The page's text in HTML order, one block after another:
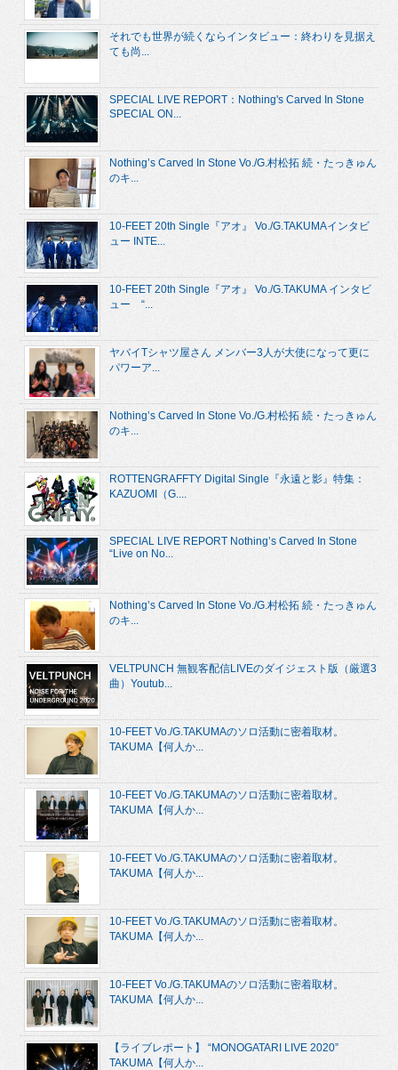
それでも世界が続くならインタビュー：終わりを見据え
ても尚...
SPECIAL LIVE REPORT：Nothing's Carved In Stone
SPECIAL ON...
Nothing’s Carved In Stone Vo./G.村松拓 続・たっきゅん
のキ...
10-FEET 20th Single『アオ』 Vo./G.TAKUMAインタビ
ュー INTE...
10-FEET 20th Single『アオ』 Vo./G.TAKUMA インタビ
ュー “...
ヤバイTシャツ屋さん メンバー3人が大使になって更に
パワーア...
Nothing’s Carved In Stone Vo./G.村松拓 続・たっきゅん
のキ...
ROTTENGRAFFTY Digital Single『永遠と影』特集：
KAZUOMI（G....
SPECIAL LIVE REPORT Nothing’s Carved In Stone
“Live on No...
Nothing’s Carved In Stone Vo./G.村松拓 続・たっきゅん
のキ...
VELTPUNCH 無観客配信LIVEのダイジェスト版（厳選3
曲）Youtub...
10-FEET Vo./G.TAKUMAのソロ活動に密着取材。
TAKUMA【何人か...
10-FEET Vo./G.TAKUMAのソロ活動に密着取材。
TAKUMA【何人か...
10-FEET Vo./G.TAKUMAのソロ活動に密着取材。
TAKUMA【何人か...
10-FEET Vo./G.TAKUMAのソロ活動に密着取材。
TAKUMA【何人か...
10-FEET Vo./G.TAKUMAのソロ活動に密着取材。
TAKUMA【何人か...
【ライブレポート】 “MONOGATARI LIVE 2020”
TAKUMA【何人か...